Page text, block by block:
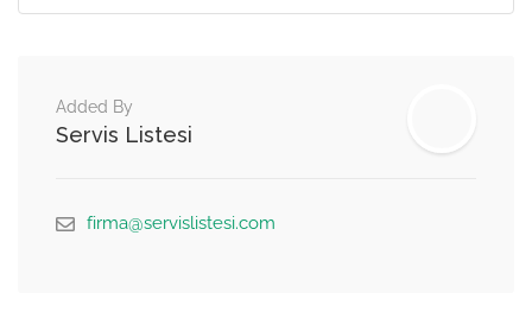
Added By
Servis Listesi
firma@servislistesi.com